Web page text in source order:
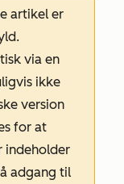
artikel er
via en
ikke
version
for at
indeholder
adgang til